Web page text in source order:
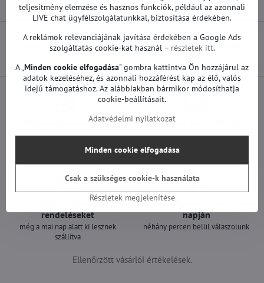
Előző termék Következő termék
Minden termékünket
teszteljük
100%-os működőképességet
Szállítás csak 1490 Ft
25 000 Ft felett ingyenes a szállítás
A 12:00 óráig leadott
rendeléseket
még a mai nap alatt ki lesznek
szállítva
Ügyfélszolgálat a hét minden
napján
néhány percen belül válaszolunk
Ellenőrzött vásárlói értékelések.
teljesítmény elemzése és hasznos funkciók, például az azonnali
LIVE chat ügyfélszolgálatunkkal, biztosítása érdekében.
A reklámok relevanciájának javítása érdekében a Google Ads
szolgáltatás cookie-kat használ – részletek itt.
A „ Minden cookie elfogadása" gombra kattintva Ön hozzájárul az
adatok kezeléséhez, és azonnali hozzáférést kap az élő, valós
idejű támogatáshoz. Az alábbiakban bármikor módosíthatja
cookie-beállításait.
Adatvédelmi nyilatkozat
Részletek megjelenítése
Minden cookie elfogadása
Csak a szükséges cookie-k használata